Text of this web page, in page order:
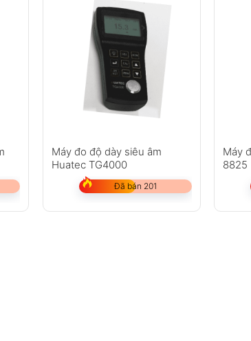
Máy đo độ dày siêu âm
Huatec TG4000
Đã bán 201
Máy
8825